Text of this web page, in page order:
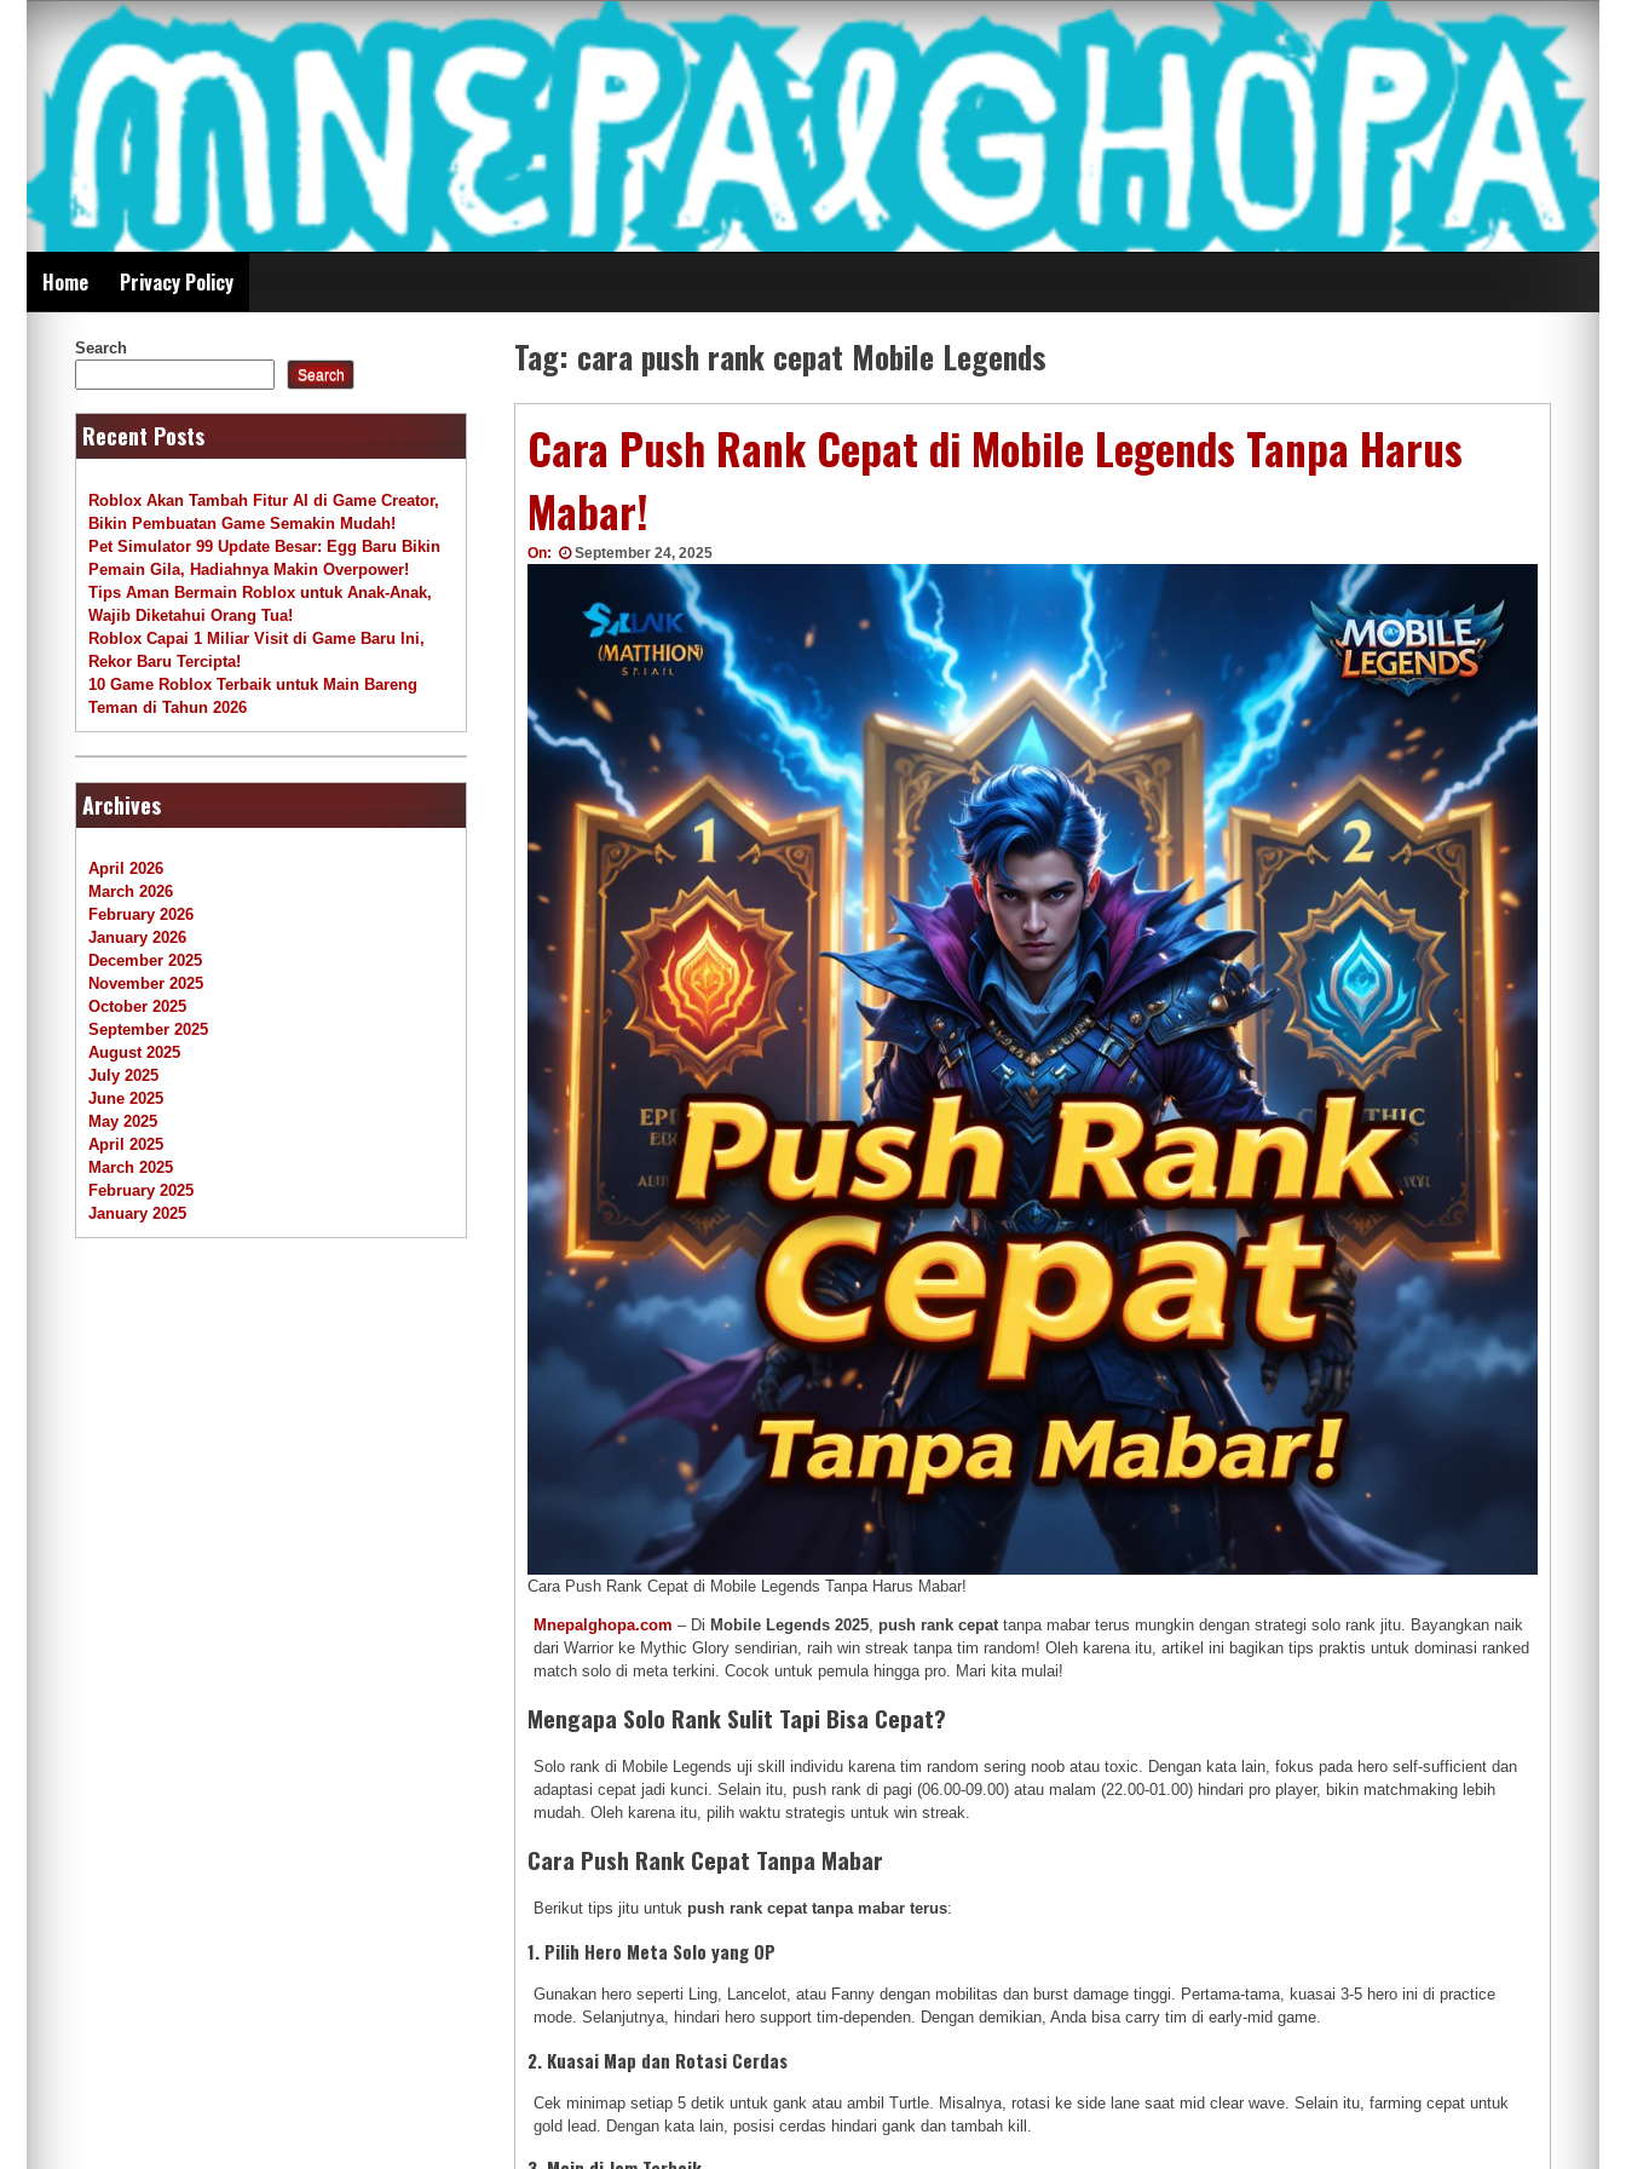
content
Mnepalghopa Review Game Terkini Paling Seluruh Di
Indonesia
Home Privacy Policy
Tag: cara push rank cepat Mobile Legends
Cara Push Rank Cepat di Mobile Legends Tanpa Harus
Mabar!
On: September 24, 2025
Cara Push Rank Cepat di Mobile Legends Tanpa Harus Mabar!
Mnepalghopa.com – Di Mobile Legends 2025 push rank cepat tanpa mabar terus mungkin dengan strategi solo rank jitu. Bayangkan naik
dari Warrior ke Mythic Glory sendirian, raih win streak tanpa tim random! Oleh karena itu, artikel ini bagikan tips praktis untuk dominasi ranked
match solo di meta terkini. Cocok untuk pemula hingga pro. Mari kita mulai!
Mengapa Solo Rank Sulit Tapi Bisa Cepat?
Solo rank di Mobile Legends uji skill individu karena tim random sering noob atau toxic. Dengan kata lain, fokus pada hero self-sufficient dan
adaptasi cepat jadi kunci. Selain itu, push rank di pagi (06.00-09.00) atau malam (22.00-01.00) hindari pro player, bikin matchmaking lebih
mudah. Oleh karena itu, pilih waktu strategis untuk win streak.
Cara Push Rank Cepat Tanpa Mabar
Berikut tips jitu untuk push rank cepat tanpa mabar terus:
1. Pilih Hero Meta Solo yang OP
Gunakan hero seperti Ling, Lancelot, atau Fanny dengan mobilitas dan burst damage tinggi. Pertama-tama, kuasai 3-5 hero ini di practice
mode. Selanjutnya, hindari hero support tim-dependen. Dengan demikian, Anda bisa carry tim di early-mid game.
2. Kuasai Map dan Rotasi Cerdas
Cek minimap setiap 5 detik untuk gank atau ambil Turtle. Misalnya, rotasi ke side lane saat mid clear wave. Selain itu, farming cepat untuk
gold lead. Dengan kata lain, posisi cerdas hindari gank dan tambah kill.
Search
Search
Recent Posts
Roblox Akan Tambah Fitur AI di Game Creator,
Bikin Pembuatan Game Semakin Mudah!
Pet Simulator 99 Update Besar: Egg Baru Bikin
Pemain Gila, Hadiahnya Makin Overpower!
Tips Aman Bermain Roblox untuk Anak-Anak,
Wajib Diketahui Orang Tua!
Roblox Capai 1 Miliar Visit di Game Baru Ini,
Rekor Baru Tercipta!
10 Game Roblox Terbaik untuk Main Bareng
Teman di Tahun 2026
Archives
April 2026
March 2026
February 2026
January 2026
December 2025
November 2025
October 2025
September 2025
August 2025
July 2025
June 2025
May 2025
April 2025
March 2025
February 2025
January 2025